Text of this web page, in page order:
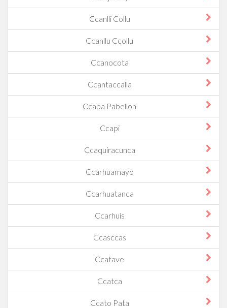
Ccanlli Collu
Ccanllu Ccollu
Ccanocota
Ccantaccalla
Ccapa Pabellon
Ccapi
Ccaquiracunca
Ccarhuamayo
Ccarhuatanca
Ccarhuis
Ccasccas
Ccatave
Ccatca
Ccato Pata